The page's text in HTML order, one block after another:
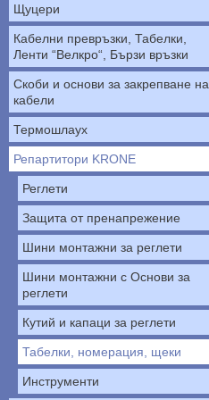
Щуцери
Кабелни превръзки, Табелки,
Ленти “Велкро“, Бързи връзки
Скоби и основи за закрепване на
кабели
Термошлаух
Репартитори KRONE
Реглети
Защита от пренапрежение
Шини монтажни за реглети
Шини монтажни с Основи за
реглети
Кутий и капаци за реглети
Табелки, номерация, щеки
Инструменти